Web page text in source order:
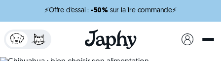
⚡Offre d'essai : -50% sur la 1re commande⚡